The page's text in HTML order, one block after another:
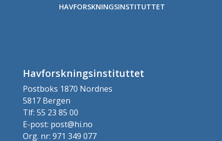
HAVFORSKNINGSINSTITUTTET
Havforskningsinstituttet
Postboks 1870 Nordnes
5817 Bergen
Tlf: 55 23 85 00
E-post: post@hi.no
Org. nr: 971 349 077